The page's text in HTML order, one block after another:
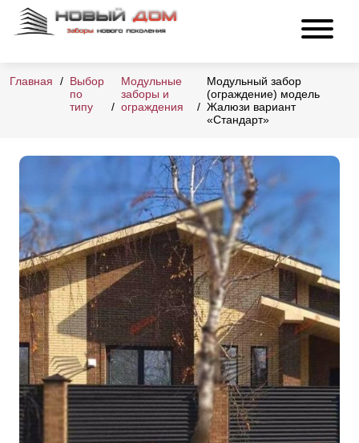
Главная
Выбор
по
типу
Модульные
заборы и
ограждения
Модульный забор
(ограждение) модель
Жалюзи вариант
«Стандарт»